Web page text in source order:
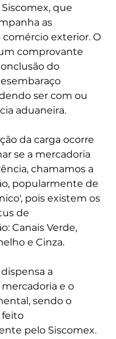
que
as
comércio exterior. O
comprovante
do
ser com ou
aduaneira.
da carga ocorre
se a mercadoria
chamamos a
popularmente de
pois existem os
de
Canais Verde,
e Cinza.
a
e o
sendo o
feito
pelo Siscomex.